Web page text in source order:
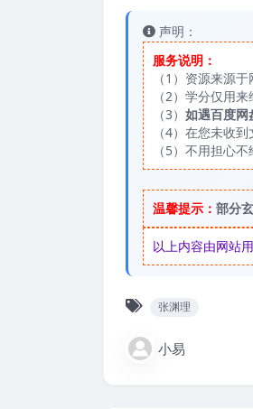
声明：
服务说明：
（1）资源来源
（2）学分仅用
（3） 如遇百度网
（4）在您未收
（5）不用担心
温馨提示： 部分
以上内容由网站
张渊理
小易